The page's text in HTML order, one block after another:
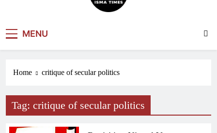
MENU
Home critique of secular politics
Tag: critique of secular politics